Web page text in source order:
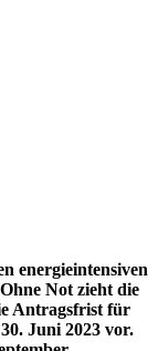
energieintensiven
Not zieht die
Antragsfrist für
Juni 2023 vor.